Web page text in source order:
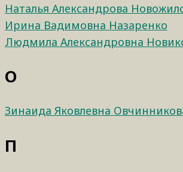
Наталья Александрова
Ирина Вадимовна Назаренко
Людмила Александровна
О
Зинаида Яковлевна
П